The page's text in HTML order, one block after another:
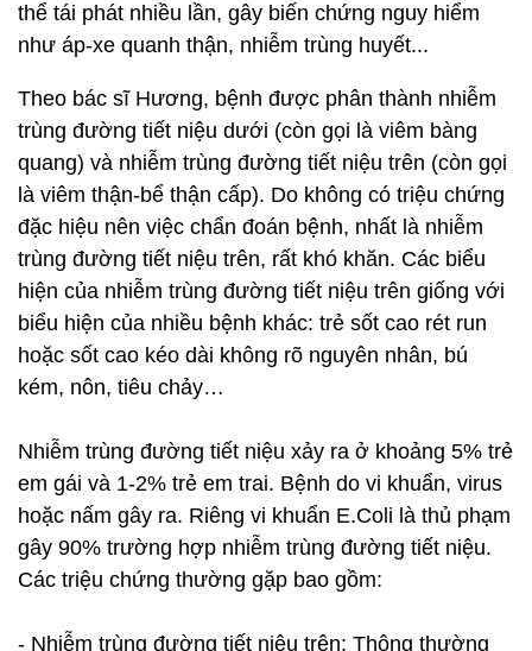
thể tái phát nhiều lần, gây biến chứng nguy hiểm
như áp-xe quanh thận, nhiễm trùng huyết...
Theo bác sĩ Hương, bệnh được phân thành nhiễm
trùng đường tiết niệu dưới (còn gọi là viêm bàng
quang) và nhiễm trùng đường tiết niệu trên (còn gọi
là viêm thận-bể thận cấp). Do không có triệu chứng
đặc hiệu nên việc chẩn đoán bệnh, nhất là nhiễm
trùng đường tiết niệu trên, rất khó khăn. Các biểu
hiện của nhiễm trùng đường tiết niệu trên giống với
biểu hiện của nhiều bệnh khác: trẻ sốt cao rét run
hoặc sốt cao kéo dài không rõ nguyên nhân, bú
kém, nôn, tiêu chảy…
Nhiễm trùng đường tiết niệu xảy ra ở khoảng 5% trẻ
em gái và 1-2% trẻ em trai. Bệnh do vi khuẩn, virus
hoặc nấm gây ra. Riêng vi khuẩn E.Coli là thủ phạm
gây 90% trường hợp nhiễm trùng đường tiết niệu.
Các triệu chứng thường gặp bao gồm:
- Nhiễm trùng đường tiết niệu trên: Thông thường